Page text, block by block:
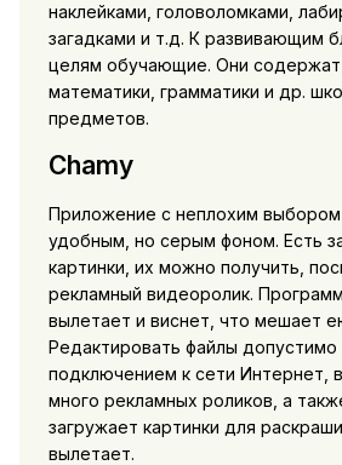
наклейками, головоломками,
загадками и т.д. К развивающим
целям обучающие. Они
математики, грамматики и др.
предметов.
Chamy
Приложение с неплохим
удобным, но серым фоном. Есть
картинки, их можно получить,
рекламный видеоролик.
вылетает и виснет, что мешает
Редактировать файлы допустимо
подключением к сети Интернет,
много рекламных роликов, а
загружает картинки для
вылетает.